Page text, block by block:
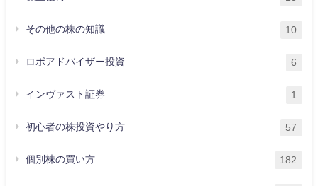
その他の株の知識 10
ロボアドバイザー投資 6
インヴァスト証券 1
初心者の株投資やり方 57
個別株の買い方 182